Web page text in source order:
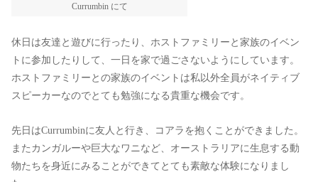
Currumbin にて
休日は友達と遊びに行ったり、ホストファミリーと家族のイベン
トに参加したりして、一日を家で過ごさないようにしています。
ホストファミリーとの家族のイベントは私以外全員がネイティブ
スピーカーなのでとても勉強になる貴重な機会です。
先日はCurrumbinに友人と行き、コアラを抱くことができました。
またカンガルーや巨大なワニなど、オーストラリアに生息する動
物たちを身近にみることができてとても素敵な体験になりまし